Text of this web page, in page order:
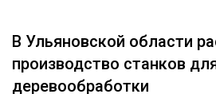
ЦБП
КОМПЛЕКСНАЯ ПЕРЕРАБОТКА
В Ульяновской области
производство станков
деревообработки